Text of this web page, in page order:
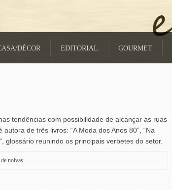
DÉCOR EDITORIAL GOURMET
tendências com possibilidade de alcançar as ruas
de três livros: “A Moda dos Anos 80”, “Na
glossário reunindo os principais verbetes do setor.
noivas